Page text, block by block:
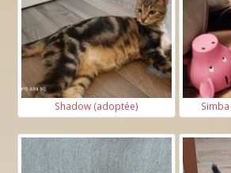
Shadow (adoptée)